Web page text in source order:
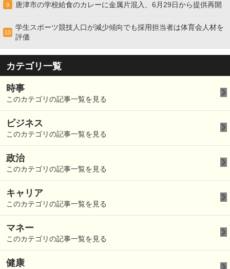
9 唐津市の学校給食のカレーに金属片混入、6月29日から提供再開
10
学生スポーツ競技人口が減少傾向でも採用担当者は体育会人材を
評価
カテゴリ一覧
時事
このカテゴリの記事一覧を見る
ビジネス
このカテゴリの記事一覧を見る
政治
このカテゴリの記事一覧を見る
キャリア
このカテゴリの記事一覧を見る
マネー
このカテゴリの記事一覧を見る
健康